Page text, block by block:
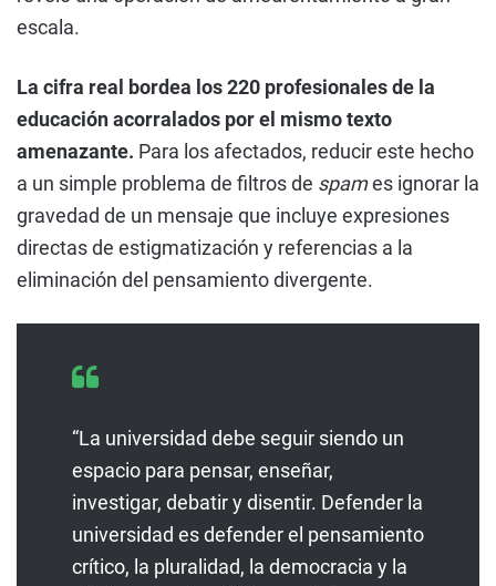
escala.
La cifra real bordea los 220 profesionales de la
educación acorralados por el mismo texto
amenazante. Para los afectados, reducir este hecho
a un simple problema de filtros de spames ignorar la
gravedad de un mensaje que incluye expresiones
directas de estigmatización y referencias a la
eliminación del pensamiento divergente.
“La universidad debe seguir siendo un
espacio para pensar, enseñar,
investigar, debatir y disentir. Defender la
universidad es defender el pensamiento
crítico, la pluralidad, la democracia y la